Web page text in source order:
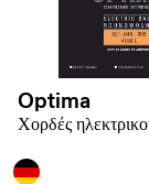
Optima